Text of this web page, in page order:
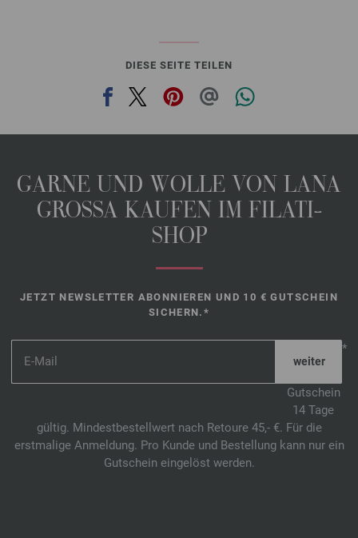
DIESE SEITE TEILEN
GARNE UND WOLLE VON LANA
GROSSA KAUFEN IM FILATI-
SHOP
JETZT NEWSLETTER ABONNIEREN UND 10 € GUTSCHEIN
SICHERN.*
*
Gutschein
14 Tage
gültig. Mindestbestellwert nach Retoure 45,- €. Für die
erstmalige Anmeldung. Pro Kunde und Bestellung kann nur ein
Gutschein eingelöst werden.